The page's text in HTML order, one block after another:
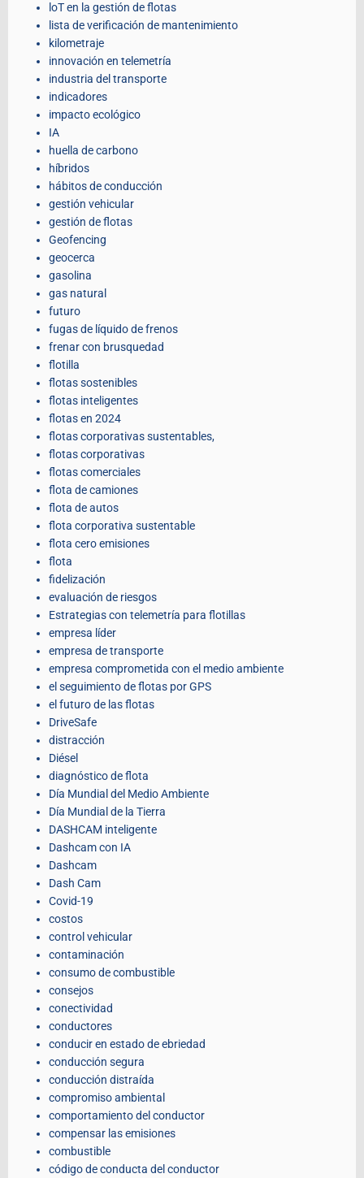
loT en la gestión de flotas
lista de verificación de mantenimiento
kilometraje
innovación en telemetría
industria del transporte
indicadores
impacto ecológico
IA
huella de carbono
híbridos
hábitos de conducción
gestión vehicular
gestión de flotas
Geofencing
geocerca
gasolina
gas natural
futuro
fugas de líquido de frenos
frenar con brusquedad
flotilla
flotas sostenibles
flotas inteligentes
flotas en 2024
flotas corporativas sustentables,
flotas corporativas
flotas comerciales
flota de camiones
flota de autos
flota corporativa sustentable
flota cero emisiones
flota
fidelización
evaluación de riesgos
Estrategias con telemetría para flotillas
empresa líder
empresa de transporte
empresa comprometida con el medio ambiente
el seguimiento de flotas por GPS
el futuro de las flotas
DriveSafe
distracción
Diésel
diagnóstico de flota
Día Mundial del Medio Ambiente
Día Mundial de la Tierra
DASHCAM inteligente
Dashcam con IA
Dashcam
Dash Cam
Covid-19
costos
control vehicular
contaminación
consumo de combustible
consejos
conectividad
conductores
conducir en estado de ebriedad
conducción segura
conducción distraída
compromiso ambiental
comportamiento del conductor
compensar las emisiones
combustible
código de conducta del conductor